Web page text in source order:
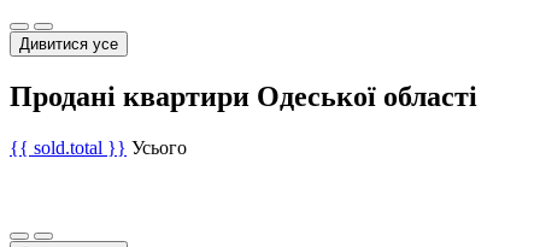
Дивитися усе
Продані квартири Одеської області
{{ sold.total }} Усього